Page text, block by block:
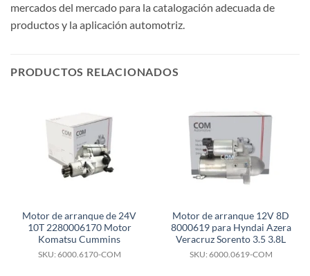
mercados del mercado para la catalogación adecuada de
productos y la aplicación automotriz.
PRODUCTOS RELACIONADOS
Motor de arranque de 24V
10T 2280006170 Motor
Komatsu Cummins
SKU: 6000.6170-COM
Motor de arranque 12V 8D
8000619 para Hyndai Azera
Veracruz Sorento 3.5 3.8L
SKU: 6000.0619-COM